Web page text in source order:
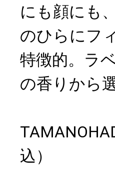
にも顔にも
のひらにフ
特徴的。ラ
の香りから
込）